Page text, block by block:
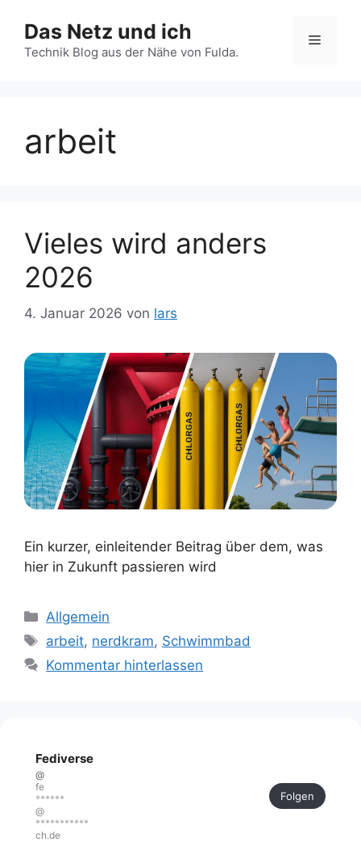
Inhalt
springen
Das Netz und ich
Technik Blog aus der Nähe von Fulda.
Menü
arbeit
Vieles wird anders
2026
4. Januar 2026 von lars
Ein kurzer, einleitender Beitrag über dem, was
hier in Zukunft passieren wird
Kategorien
Allgemein
Schlagwörter
arbeit, nerdkram, Schwimmbad
Kommentar hinterlassen
Fediverse
@
fe
******
@
***********
ch.de
Folgen